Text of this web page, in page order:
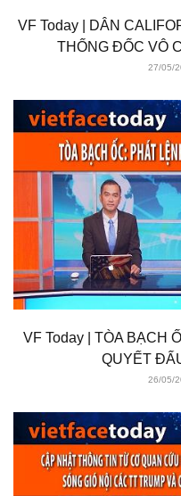
VF Today | DÂN
THỐNG ĐỐC VÔ
27/05/
VF Today | TÒA BẠCH
QUYẾT
26/05/